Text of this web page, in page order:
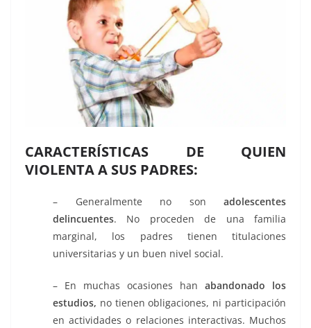
CARACTERÍSTICAS DE QUIEN
VIOLENTA A SUS PADRES:
– Generalmente no son adolescentes
delincuentes. No proceden de una familia
marginal, los padres tienen titulaciones
universitarias y un buen nivel social.
– En muchas ocasiones han abandonado los
estudios, no tienen obligaciones, ni participación
en actividades o relaciones interactivas. Muchos